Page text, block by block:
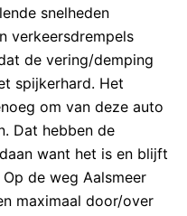
snelheden
verkeersdrempels
de vering/demping
spijkerhard. Het
om van deze auto
Dat hebben de
want het is en blijft
de weg Aalsmeer
maximaal door/over